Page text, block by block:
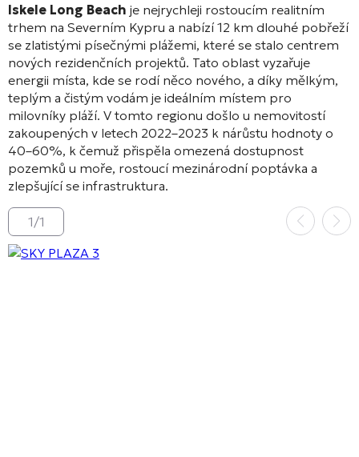
Iskele Long Beach je nejrychleji rostoucím realitním
trhem na Severním Kypru a nabízí 12 km dlouhé pobřeží
se zlatistými písečnými plážemi, které se stalo centrem
nových rezidenčních projektů. Tato oblast vyzařuje
energii místa, kde se rodí něco nového, a díky mělkým,
teplým a čistým vodám je ideálním místem pro
milovníky pláží. V tomto regionu došlo u nemovitostí
zakoupených v letech 2022–2023 k nárůstu hodnoty o
40–60%, k čemuž přispěla omezená dostupnost
pozemků u moře, rostoucí mezinárodní poptávka a
zlepšující se infrastruktura.
1/1